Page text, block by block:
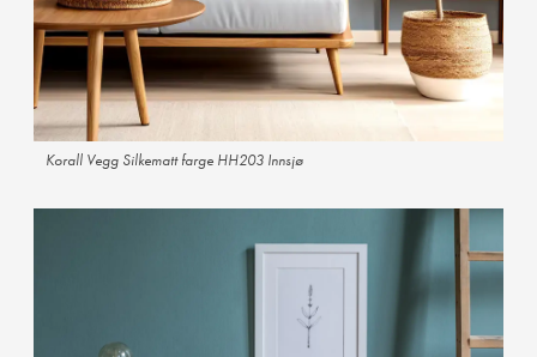
Korall Vegg Silkematt farge HH203 Innsjø